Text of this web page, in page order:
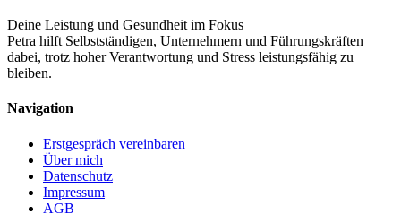
Deine Leistung und Gesundheit im Fokus
Petra hilft Selbstständigen, Unternehmern und Führungskräften
dabei, trotz hoher Verantwortung und Stress leistungsfähig zu
bleiben.
Navigation
Erstgespräch vereinbaren
Über mich
Datenschutz
Impressum
AGB